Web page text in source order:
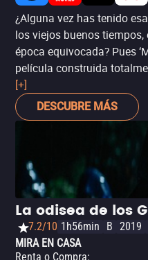
¿Alguna vez has tenido
los viejos buenos
época equivocada? Pues
película construida
de uno de los mejores
Woody Allen (ganador del
cuenta con muchos de los
escritor que forcejea con
manifiesto por Europa,
románticas y la nostalgia
elenco liderado por Owen
acompañado por
Marion Cotillard, Tom
Brody y Léa Seydoux, entre
[+]
DESCUBRE MÁS
La odisea de los
7.2/10 1h56min B 2019
MIRA EN CASA
Renta o Compra: